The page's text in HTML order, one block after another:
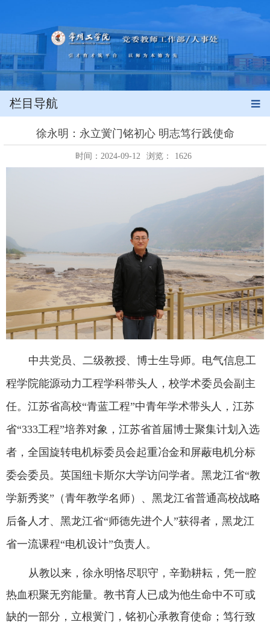
栏目导航
徐永明：永立黉门铭初心 明志笃行践使命
时间：2024-09-12 浏览： 1626
中共党员、二级教授、博士生导师。 电气信息工
程学院能源动力工程学科带头人，校学术委员会副主
任。江苏省高校“青蓝工程”中青年学术带头人，江苏
省“333工程”培养对象，江苏省首届博士聚集计划入选
者，全国旋转电机标委员会起重冶金和屏蔽电机分标
委会委员。英国纽卡斯尔大学访问学者。黑龙江省“教
学新秀奖”（青年教学名师）、黑龙江省普通高校战略
后备人才、黑龙江省“师德先进个人”获得者，黑龙江
省一流课程“电机设计”负责人。
从教以来，徐永明恪尽职守，辛勤耕耘，凭一腔
热血积聚无穷能量。 教书育人已成为他生命中不可或
缺的一部分， 立根黉门，铭初心承教育使命；笃行致